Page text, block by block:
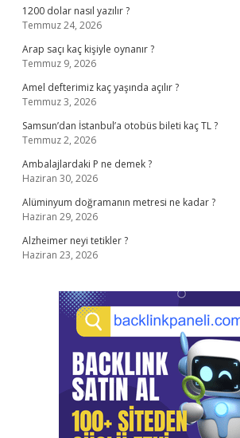
1200 dolar nasıl yazılır ?
Temmuz 24, 2026
Arap saçı kaç kişiyle oynanır ?
Temmuz 9, 2026
Amel defterimiz kaç yaşında açılır ?
Temmuz 3, 2026
Samsun’dan İstanbul’a otobüs bileti kaç TL ?
Temmuz 2, 2026
Ambalajlardaki P ne demek ?
Haziran 30, 2026
Alüminyum doğramanın metresi ne kadar ?
Haziran 29, 2026
Alzheimer neyi tetikler ?
Haziran 23, 2026